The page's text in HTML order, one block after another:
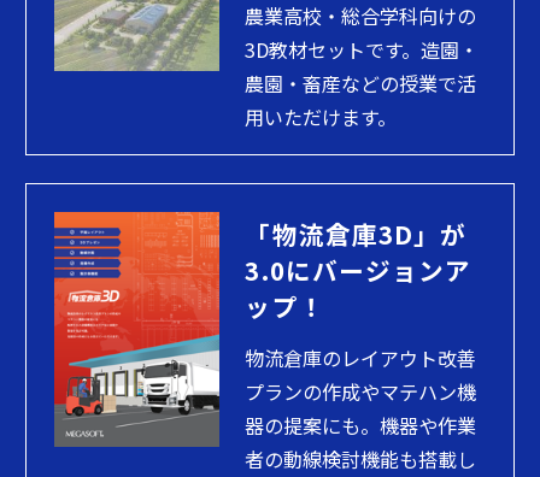
農業高校・総合学科向けの
3D教材セットです。造園・
農園・畜産などの授業で活
用いただけます。
「物流倉庫3D」が
3.0にバージョンア
ップ！
物流倉庫のレイアウト改善
プランの作成やマテハン機
器の提案にも。機器や作業
者の動線検討機能も搭載し